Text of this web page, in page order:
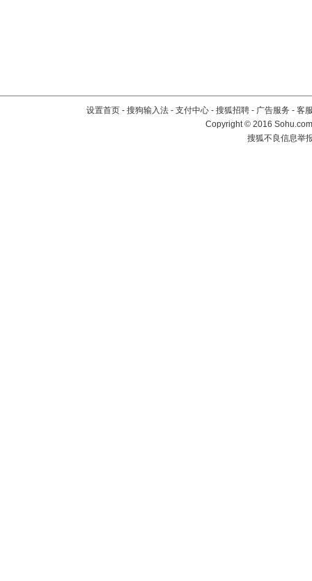
设置首页 - 搜狗输入法 - 支付中心 - 搜狐招聘 - 广告服务 - 客
Copyright©2016
搜狐不良信息举